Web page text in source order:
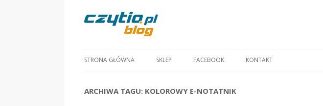
STRONA GŁÓWNA SKLEP FACEBOOK KONTAKT
ARCHIWA TAGU: KOLOROWY E-NOTATNIK